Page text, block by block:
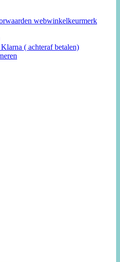
webwinkelkeurmerk
( achteraf betalen)